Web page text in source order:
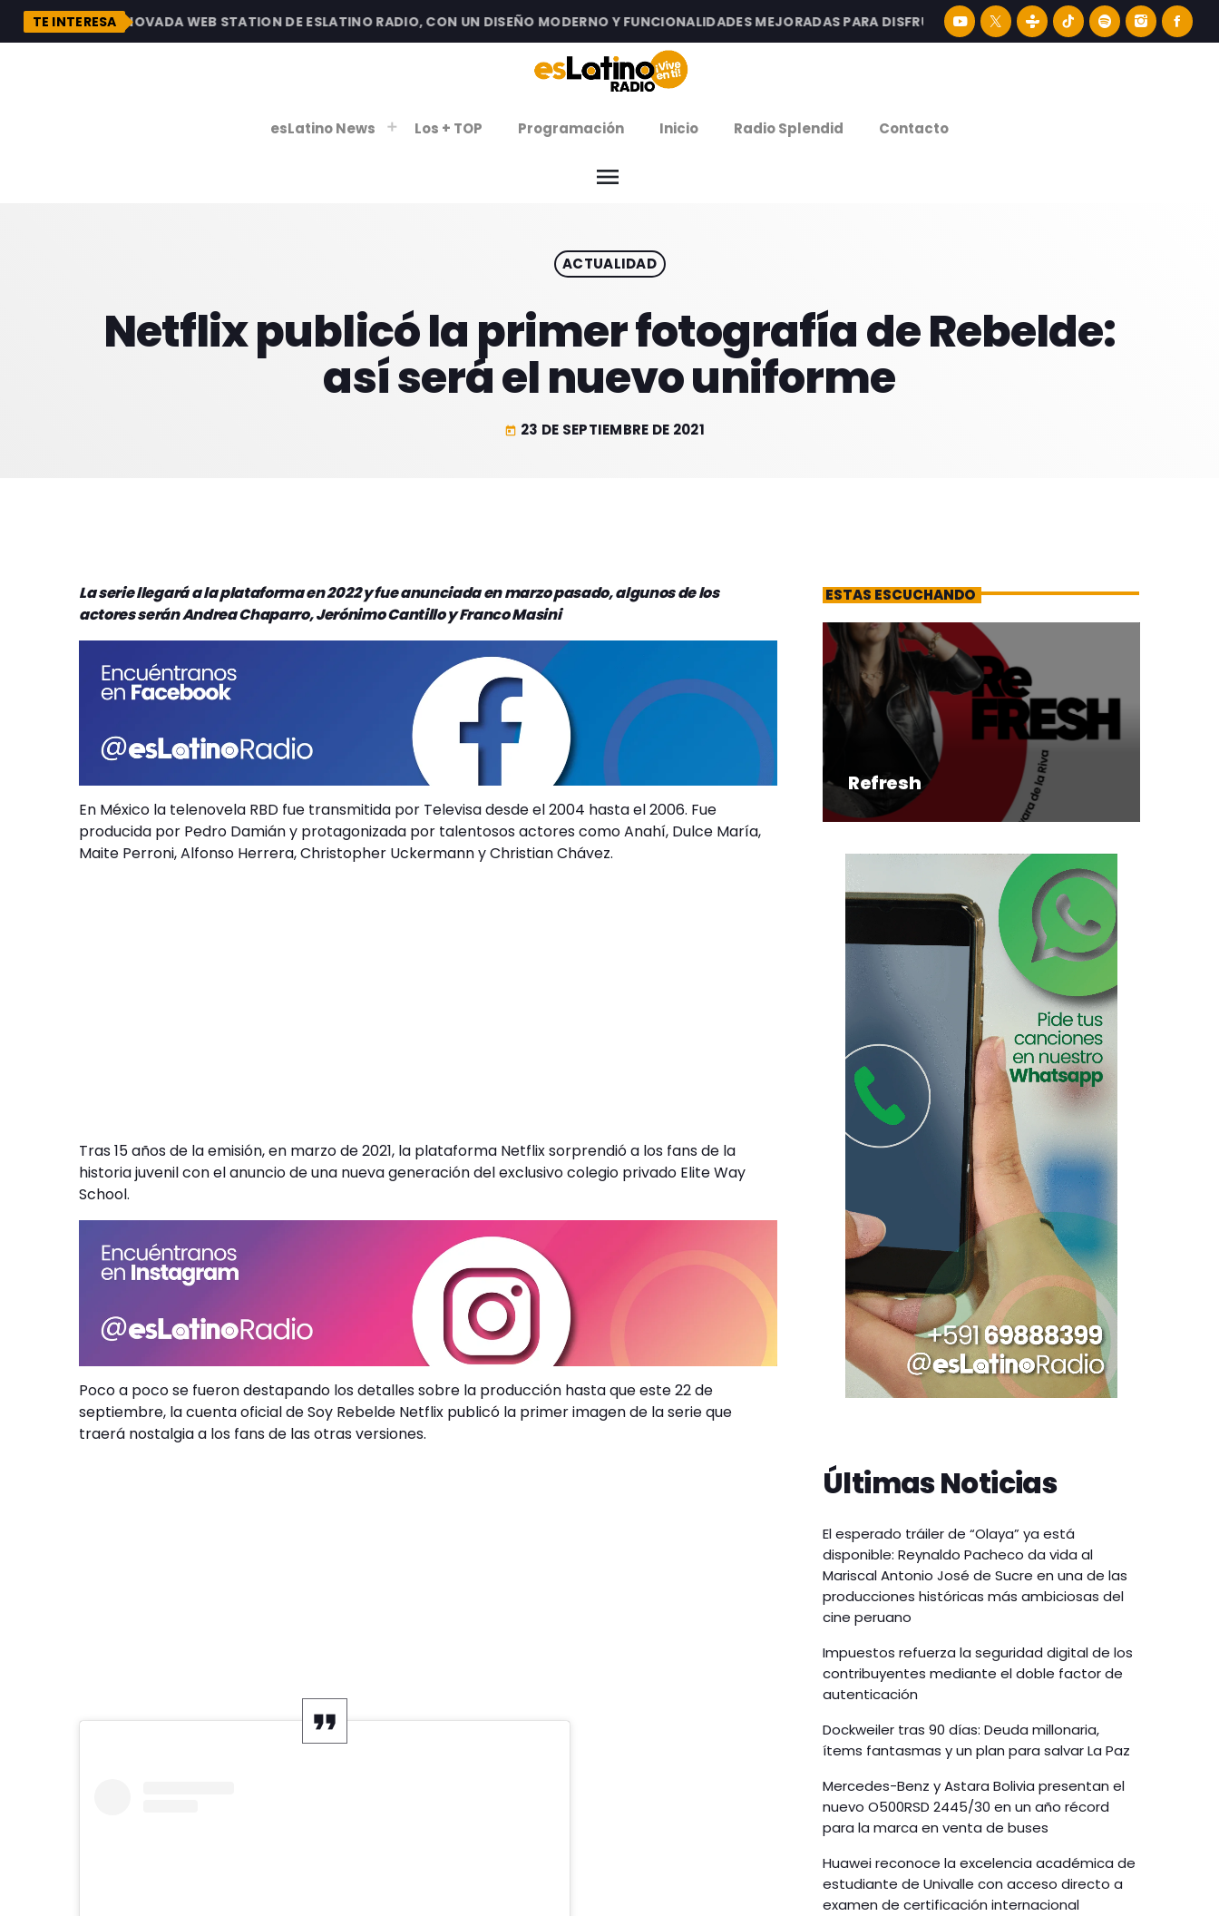
TE INTERESA
LA RENOVADA WEB STATION DE ESLATINO RADIO, CON UN DISEÑO MODERNO Y FUNCIONALIDADES MEJORADAS PARA DISFRUTAR LA MEJOR MÚSICA LATINA Y CONTENIDO
esLatino News Los + TOP Programación Inicio Radio Splendid Contacto
menu
PROGRAMACIÓN
ACTUALIDAD
Netflix publicó la primer fotografía de Rebelde:
así será el nuevo uniforme
today 23 DE SEPTIEMBRE DE 2021
La serie llegará a la plataforma en 2022 y fue anunciada en marzo pasado, algunos de los
actores serán Andrea Chaparro, Jerónimo Cantillo y Franco Masini
En México la telenovela RBD fue transmitida por Televisa desde el 2004 hasta el 2006. Fue
producida por Pedro Damián y protagonizada por talentosos actores como Anahí, Dulce María,
Maite Perroni, Alfonso Herrera, Christopher Uckermann y Christian Chávez.
Tras 15 años de la emisión, en marzo de 2021, la plataforma Netflix sorprendió a los fans de la
historia juvenil con el anuncio de una nueva generación del exclusivo colegio privado Elite Way
School.
Poco a poco se fueron destapando los detalles sobre la producción hasta que este 22 de
septiembre, la cuenta oficial de Soy Rebelde Netflix publicó la primer imagen de la serie que
traerá nostalgia a los fans de las otras versiones.
ESTAS ESCUCHANDO
Refresh
Últimas Noticias
El esperado tráiler de “Olaya” ya está
disponible: Reynaldo Pacheco da vida al
Mariscal Antonio José de Sucre en una de las
producciones históricas más ambiciosas del
cine peruano
Impuestos refuerza la seguridad digital de los
contribuyentes mediante el doble factor de
autenticación
Dockweiler tras 90 días: Deuda millonaria,
ítems fantasmas y un plan para salvar La Paz
Mercedes-Benz y Astara Bolivia presentan el
nuevo O500RSD 2445/30 en un año récord
para la marca en venta de buses
Huawei reconoce la excelencia académica de
estudiante de Univalle con acceso directo a
examen de certificación internacional